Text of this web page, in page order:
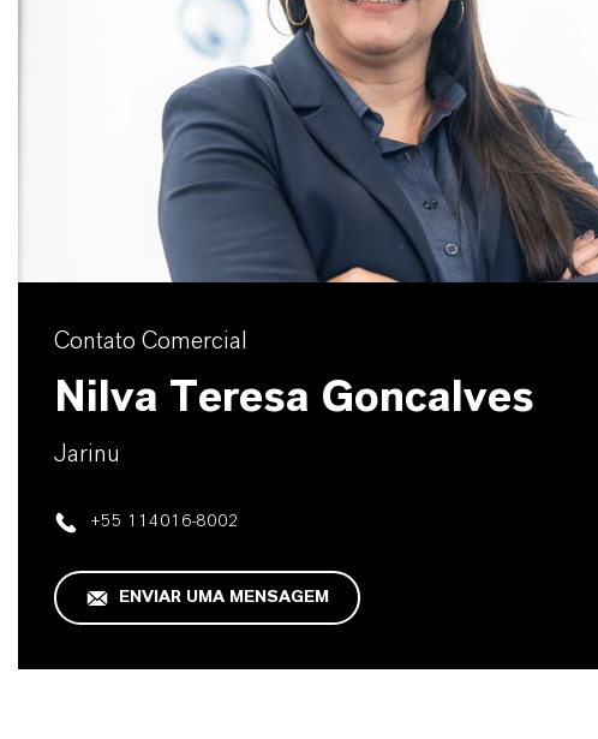
Contato Comercial
Nilva Teresa Goncalves
Jarinu
+55 114016-8002
ENVIAR UMA MENSAGEM